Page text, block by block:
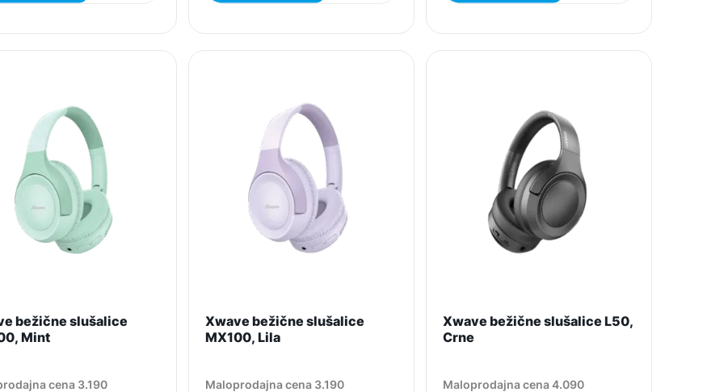
bežične slušalice
Mint
cena 3.190
Xwave bežične slušalice
MX100, Lila
Maloprodajna cena 3.190
Xwave bežične slušalice L50,
Crne
Maloprodajna cena 4.090